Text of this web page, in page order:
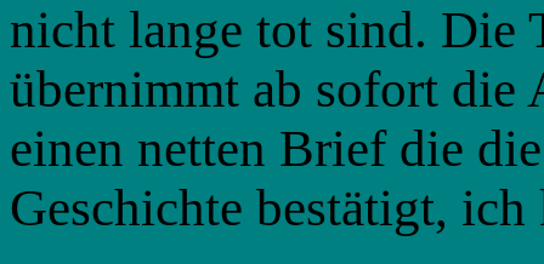
nicht lange tot sind. Die
übernimmt ab sofort die
einen netten Brief die
Geschichte bestätigt, ich